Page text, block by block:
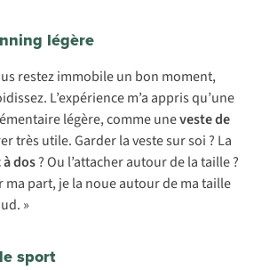
légère
restez immobile un bon moment,
L’expérience m’a appris qu’une
légère, comme uneveste de
très utile. Garder la veste sur soi ? La
à dos? Ou l’attacher autour de la taille ?
ma part, je la noue autour de ma taille
»
sport